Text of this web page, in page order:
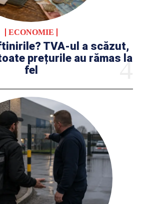
ECONOMIE
TVA-ul a scăzut,
prețurile au rămas la
fel